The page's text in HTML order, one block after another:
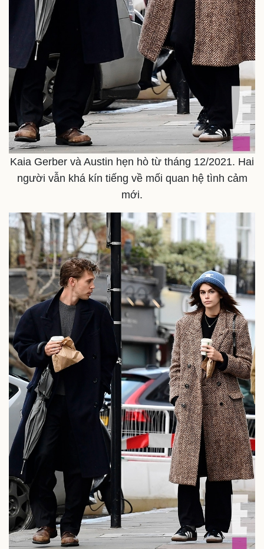
Doanh nghiệp
Thông tin doanh nghiệp
Doanh nghiệp 24h
Doanh nhân
Vì cộng đồng
Công nghệ
Sành điệu
Tin Công nghệ
Trải nghiệm
Chuyển đổi số
Kaia Gerber và Austin hẹn hò từ tháng 12/2021. Hai
người vẫn khá kín tiếng về mối quan hệ tình cảm
mới.